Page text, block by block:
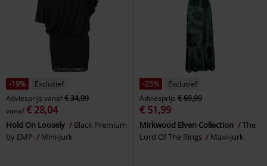
-19%
Exclusief
Adviesprijs vanaf€ 34,99
vanaf€ 28,04
Hold On Loosely
Black Premium
by EMP
Mini-jurk
-25%
Exclusief
Adviesprijs € 69,99
€ 51,99
Mirkwood Elven Collection
The
Lord Of The Rings
Maxi-jurk